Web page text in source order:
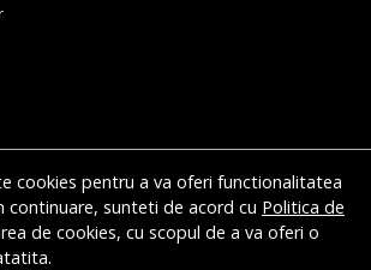
cookies pentru a va oferi functionalitatea
continuare, sunteti de acord cu Politica de
de cookies, cu scopul de a va oferi o